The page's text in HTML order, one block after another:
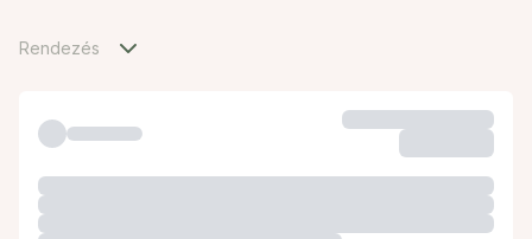
Rendezés